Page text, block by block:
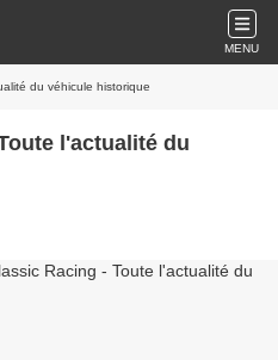
MENU
du véhicule historique
l'actualité du